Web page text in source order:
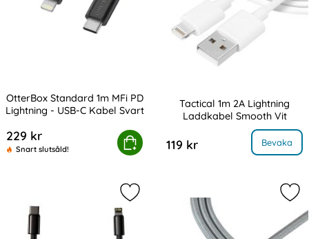
OtterBox Standard 1m MFi PD
Lightning - USB-C Kabel Svart
229 kr
Snart slutsåld!
Köp
Standard 1m MFi PD Lightning - USB-C Kabel Svart
Tactical 1m 2A Lightning
Laddkabel Smooth Vit
119 kr Bevaka
, Tactical 1m 2A Lightning
Markera baseus Tungsten 1m